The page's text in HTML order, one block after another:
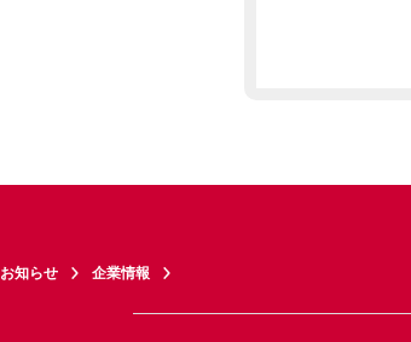
お知らせ 企業情報